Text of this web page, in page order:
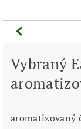
Vybraný
aromatizovaný